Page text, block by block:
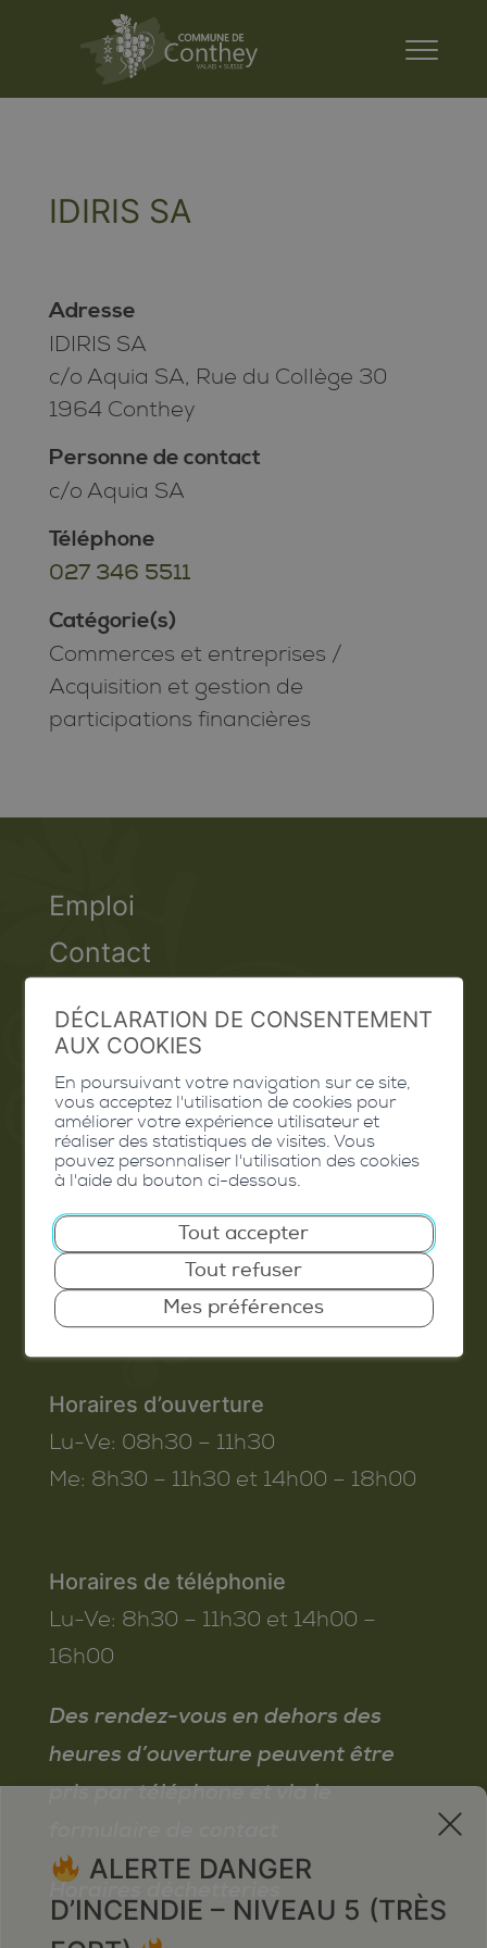
IDIRIS SA
Adresse
IDIRIS SA
c/o Aquia SA, Rue du Collège 30
1964 Conthey
Personne de contact
c/o Aquia SA
Téléphone
027 346 5511
Catégorie(s)
Commerces et entreprises /
Acquisition et gestion de
participations financières
Emploi
Contact
Extranet
Valais Excellence
Commune de Conthey
Route de Savoie 54
1975
St-Séverin
T. 027 345 45 45
info@conthey.ch
Horaires d’ouverture
Lu-Ve: 08h30 – 11h30
Me: 8h30 – 11h30 et 14h00 – 18h00
Horaires de téléphonie
Lu-Ve: 8h30 – 11h30 et 14h00 –
16h00
Des rendez-vous en dehors des
heures d’ouverture peuvent être
pris par téléphone et via le
Horaires déchetteries
x
ALERTE DANGER
D’INCENDIE – NIVEAU 5 (TRÈS
DÉCLARATION DE CONSENTEMENT
AUX COOKIES
En poursuivant votre navigation sur ce site,
vous acceptez l'utilisation de cookies pour
améliorer votre expérience utilisateur et
réaliser des statistiques de visites. Vous
pouvez personnaliser l'utilisation des cookies
à l'aide du bouton ci-dessous.
Tout accepter
Tout refuser
Mes préférences